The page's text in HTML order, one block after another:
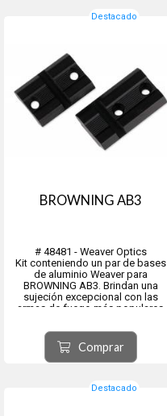
Destacado
BROWNING AB3
# 48481 - Weaver Optics
Kit conteniendo un par de bases
de aluminio Weaver para
BROWNING AB3. Brindan una
sujeción excepcional con las
armas de fuego más populares
Están fabricados con aluminio de
calidad aeronáutica según
estándares precisos para resistir
un retroceso abusivo sin ag...
Comprar
Destacado